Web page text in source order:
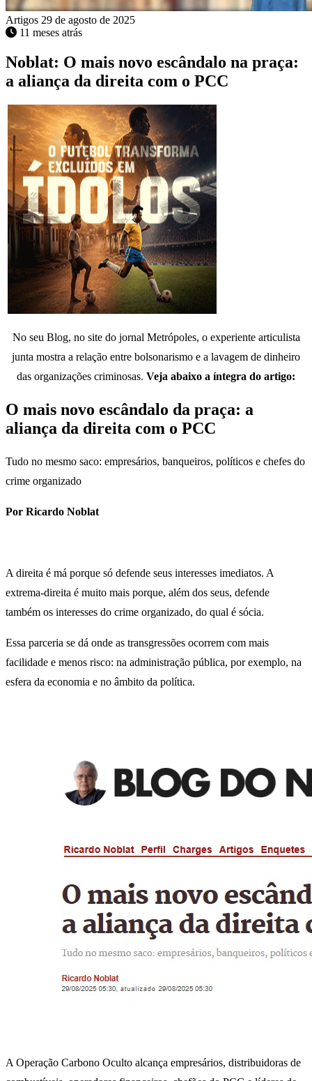
Artigos 29 de agosto de 2025
11 meses atrás
Noblat: O mais novo escândalo na praça:
a aliança da direita com o PCC
No seu Blog, no site do jornal Metrópoles, o experiente articulista
junta mostra a relação entre bolsonarismo e a lavagem de dinheiro
das organizações criminosas. Veja abaixo a íntegra do artigo:
O mais novo escândalo da praça: a
aliança da direita com o PCC
Tudo no mesmo saco: empresários, banqueiros, políticos e chefes do
crime organizado
Por Ricardo Noblat
A direita é má porque só defende seus interesses imediatos. A
extrema-direita é muito mais porque, além dos seus, defende
também os interesses do crime organizado, do qual é sócia.
Essa parceria se dá onde as transgressões ocorrem com mais
facilidade e menos risco: na administração pública, por exemplo, na
esfera da economia e no âmbito da política.
A Operação Carbono Oculto alcança empresários, distribuidoras de